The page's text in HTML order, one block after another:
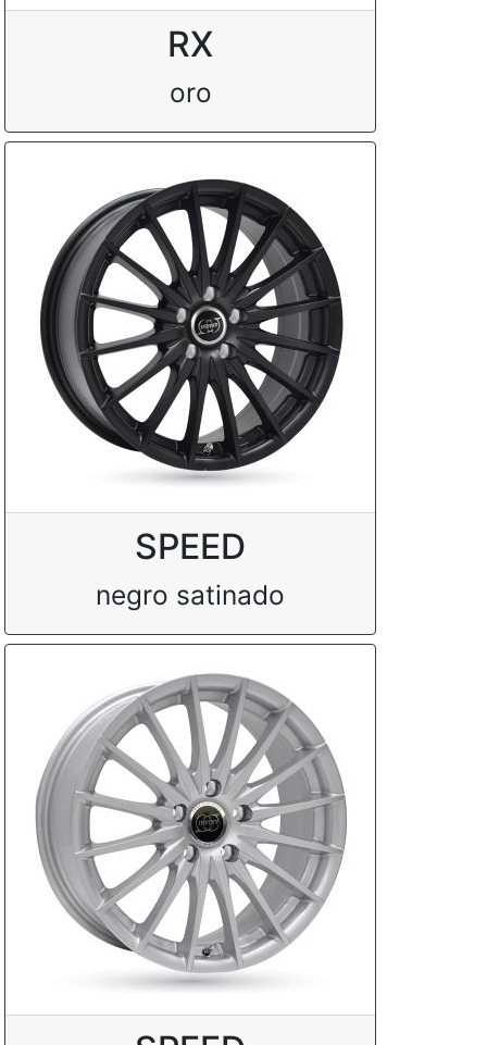
RX
oro
SPEED
negro satinado